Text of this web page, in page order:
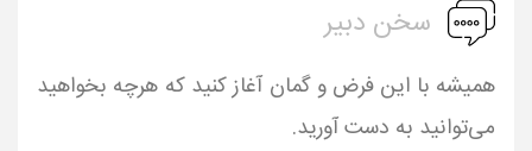
سخن دبیر
همیشه با این فرض و گمان آغاز کنید که هرچه بخواهید
می‌توانید به دست آورید.